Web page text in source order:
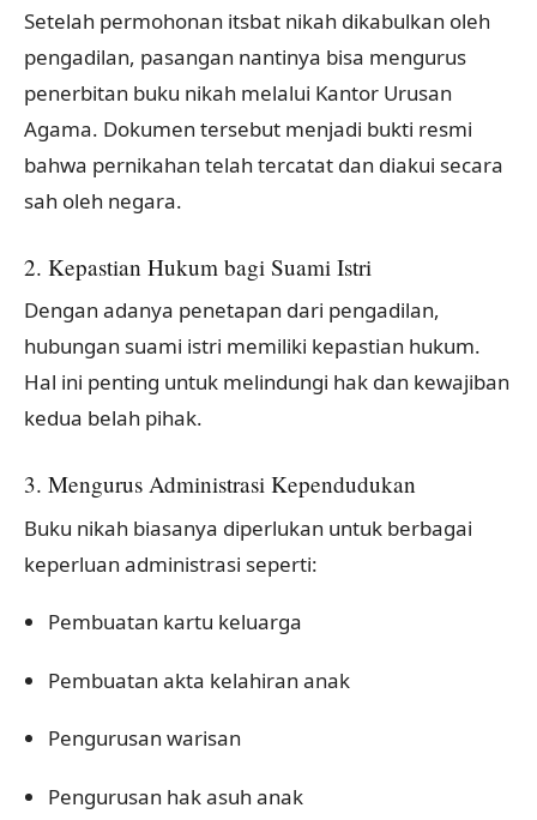
Setelah permohonan itsbat nikah dikabulkan oleh
pengadilan, pasangan nantinya bisa mengurus
penerbitan buku nikah melalui Kantor Urusan
Agama. Dokumen tersebut menjadi bukti resmi
bahwa pernikahan telah tercatat dan diakui secara
sah oleh negara.
2. Kepastian Hukum bagi Suami Istri
Dengan adanya penetapan dari pengadilan,
hubungan suami istri memiliki kepastian hukum.
Hal ini penting untuk melindungi hak dan kewajiban
kedua belah pihak.
3. Mengurus Administrasi Kependudukan
Buku nikah biasanya diperlukan untuk berbagai
keperluan administrasi seperti:
Pembuatan kartu keluarga
Pembuatan akta kelahiran anak
Pengurusan warisan
Pengurusan hak asuh anak